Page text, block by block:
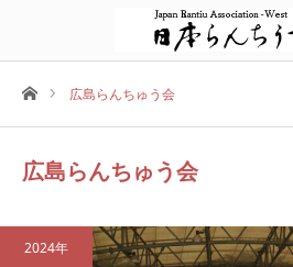
ホーム広島らんちゅう会
広島らんちゅう会
2024年